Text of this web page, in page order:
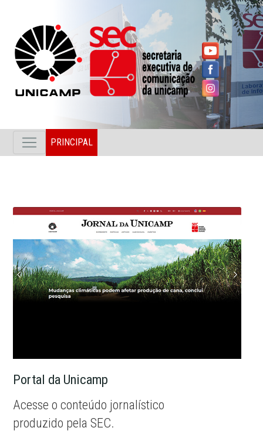
PRINCIPAL
Portal da Unicamp
Acesse o conteúdo jornalístico
produzido pela SEC.